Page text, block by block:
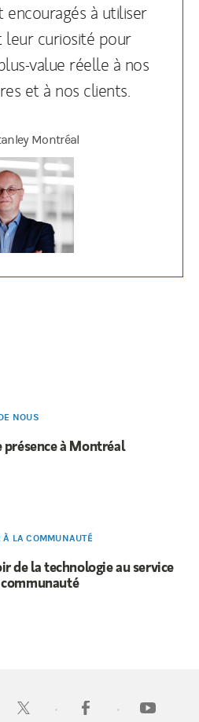
encouragés à utiliser
leur curiosité pour
value réelle à nos
et à nos clients.
Montréal
NOUS
présence à Montréal
À LA COMMUNAUTÉ
de la technologie au service